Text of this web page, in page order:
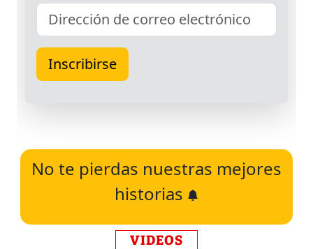
No te pierdas nuestras mejores
historias
VIDEOS